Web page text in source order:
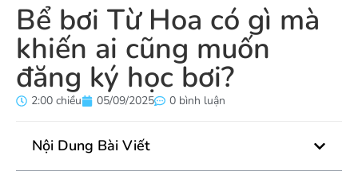
Bể bơi Từ Hoa có gì mà
khiến ai cũng muốn
đăng ký học bơi?
2:00 chiều 05/09/2025 0 bình luận
Nội Dung Bài Viết